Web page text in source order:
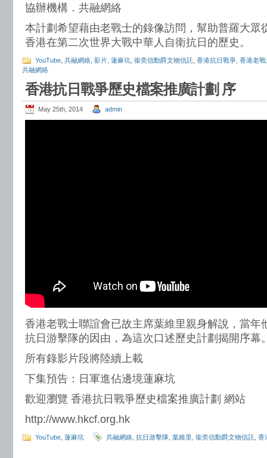
協辦機構．共融網絡
本計劃希望藉由老戰士的錄像訪問，幫助普羅大眾
香港在第二次世界大戰中華人自衛抗日的歷史。
YouTube 共融網絡 影片 蓮麻坑 衞奕信勳爵文物信託 香港抗日戰爭 香港老
共融網絡
香港抗日戰爭歷史檔案推廣計劃 序
May 25th, 2014 admin
香港老戰士聯誼會已故主席葉維里親身解說，當年
抗日游擊隊的因由，為這次口述歷史計劃揭開序幕
所有錄影片段將陸續上載
下集預告：日軍進佔邊境蓮麻坑
歡迎瀏覽 香港抗日戰爭歷史檔案推廣計劃 網站
http://www.hkcf.org.hk
YouTube 蓮麻坑 共融網絡 抗日游擊隊 葉維里 衞奕信勳爵文物信託 香